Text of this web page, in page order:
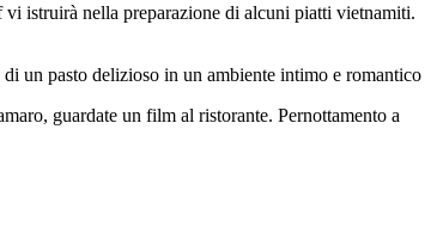
istruirà nella preparazione di alcuni piatti vietnamiti.
un pasto delizioso in un ambiente intimo e romantico
guardate un film al ristorante. Pernottamento a